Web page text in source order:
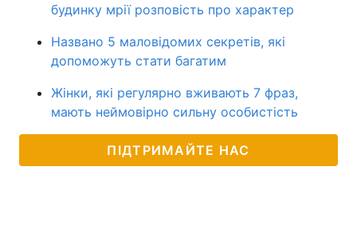
будинку мрії розповість про характер
Названо 5 маловідомих секретів, які
допоможуть стати багатим
Жінки, які регулярно вживають 7 фраз,
мають неймовірно сильну особистість
ПІДТРИМАЙТЕ НАС